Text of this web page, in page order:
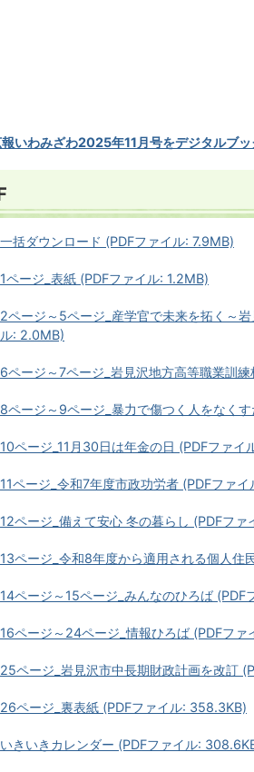
報いわみざわ2025年11月号をデジタルブ
一括ダウンロード (PDFファイル: 7.9MB)
1ページ_表紙 (PDFファイル: 1.2MB)
2ページ～5ページ_産学官で未来を拓く～
ル: 2.0MB)
6ページ～7ページ_岩見沢地方高等職業訓
8ページ～9ページ_暴力で傷つく人をなく
10ページ_11月30日は年金の日 (PDFファイ
11ページ_令和7年度市政功労者 (PDFファ
12ページ_備えて安心 冬の暮らし (PDFフ
13ページ_令和8年度から適用される個人住
14ページ～15ページ_みんなのひろば (PDF
16ページ～24ページ_情報ひろば (PDFファ
25ページ_岩見沢市中長期財政計画を改訂
26ページ_裏表紙 (PDFファイル: 358.3KB)
いきいきカレンダー (PDFファイル: